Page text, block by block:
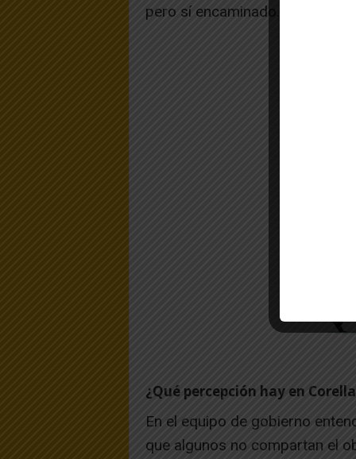
pero sí encaminado.
¿Qué percepción hay en
En el equipo de gobierno
que algunos no compartan el